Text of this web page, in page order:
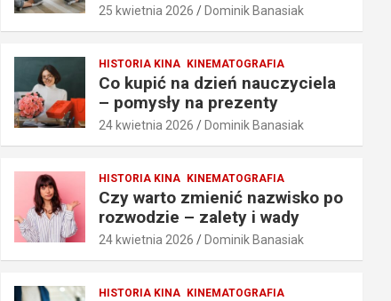
25 kwietnia 2026 Dominik Banasiak
HISTORIA KINA KINEMATOGRAFIA
Co kupić na dzień nauczyciela
– pomysły na prezenty
24 kwietnia 2026 Dominik Banasiak
HISTORIA KINA KINEMATOGRAFIA
Czy warto zmienić nazwisko po
rozwodzie – zalety i wady
24 kwietnia 2026 Dominik Banasiak
HISTORIA KINA KINEMATOGRAFIA